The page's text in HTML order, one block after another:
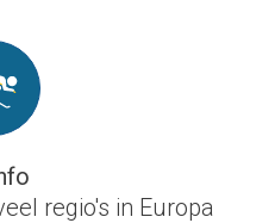
regio's in Europa